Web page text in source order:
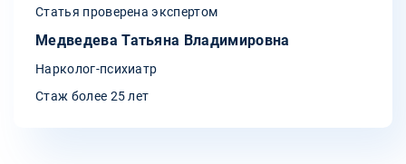
Статья проверена экспертом
Медведева Татьяна Владимировна
Нарколог-психиатр
Стаж более 25 лет